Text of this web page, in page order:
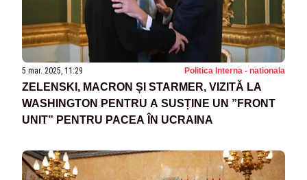
5 mar. 2025, 11:29 Politica Interna - nationala
ZELENSKI, MACRON ȘI STARMER, VIZITĂ LA
WASHINGTON PENTRU A SUSȚINE UN ”FRONT
UNIT” PENTRU PACEA ÎN UCRAINA